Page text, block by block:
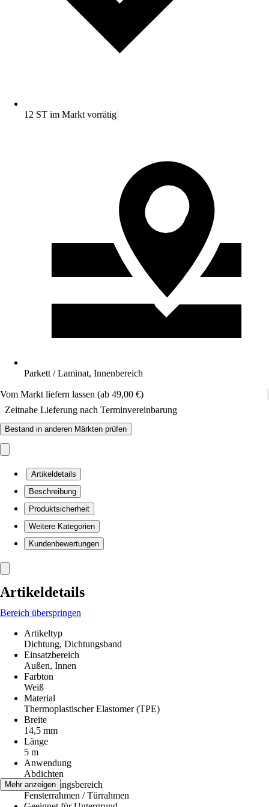
12 ST im Markt vorrätig
Parkett / Laminat, Innenbereich
Vom Markt liefern lassen (ab 49,00 €)
Zeitnahe Lieferung nach Terminvereinbarung
Bestand in anderen Märkten prüfen
Artikeldetails
Beschreibung
Produktsicherheit
Weitere Kategorien
Kundenbewertungen
Artikeldetails
Bereich überspringen
Artikeltyp
Dichtung, Dichtungsband
Einsatzbereich
Außen, Innen
Farbton
Weiß
Material
Thermoplastischer Elastomer (TPE)
Breite
14,5 mm
Länge
5 m
Anwendung
Abdichten
Anwendungsbereich
Fensterrahmen / Türrahmen
Mehr anzeigen